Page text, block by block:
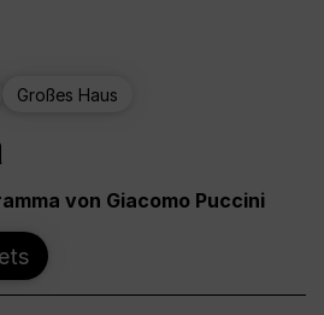
Großes Haus
von Giacomo Puccini